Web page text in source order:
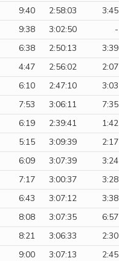
9:40 2:58:03 3:45
9:38 3:02:50 -
6:38 2:50:13 3:39
4:47 2:56:02 2:07
6:10 2:47:10 3:03
7:53 3:06:11 7:35
6:19 2:39:41 1:42
5:15 3:09:39 2:17
6:09 3:07:39 3:24
7:17 3:00:37 3:28
6:43 3:07:12 3:38
8:08 3:07:35 6:57
8:21 3:06:33 2:30
9:00 3:07:13 2:45